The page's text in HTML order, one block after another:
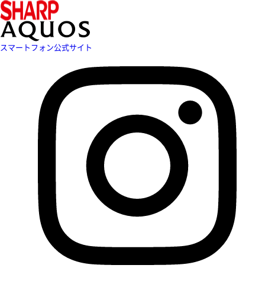
スマートフォン公式サイト